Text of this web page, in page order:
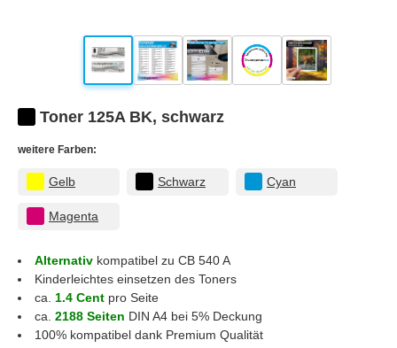
Toner 125A BK, schwarz
weitere Farben:
Gelb Schwarz Cyan
Magenta
Alternativ kompatibel zu CB 540 A
Kinderleichtes einsetzen des Toners
ca. 1.4 Cent pro Seite
ca. 2188 Seiten DIN A4 bei 5% Deckung
100% kompatibel dank Premium Qualität